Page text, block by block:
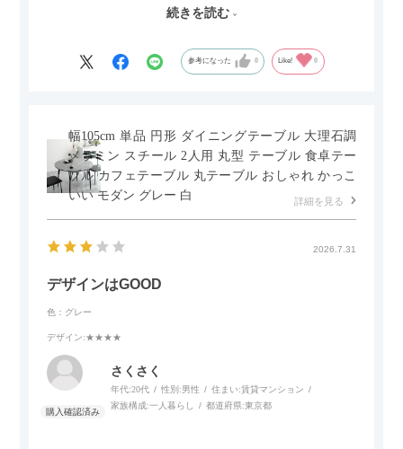
セラミック天板が思った以上に滑りが良く、汚れも拭きやすい
はいけないかもしれません。天板が冷たいので冬にどうなるの
かなというのも気になります。
続きを読む
参考になった 0 Like! 0
幅105cm 単品 円形 ダイニングテーブル 大理石調
メラミン スチール 2人用 丸型 テーブル 食卓テー
ブル カフェテーブル 丸テーブル おしゃれ かっこ
いい モダン グレー 白
詳細を見る
2026.7.31
デザインはGOOD
色：グレー
デザイン:★★★★
さくさく
年代:20代 性別:男性 住まい:賃貸マンション
家族構成:一人暮らし 都道府県:東京都